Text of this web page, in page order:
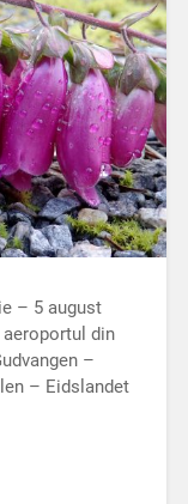
– 5 august
din
–
– Eidslandet